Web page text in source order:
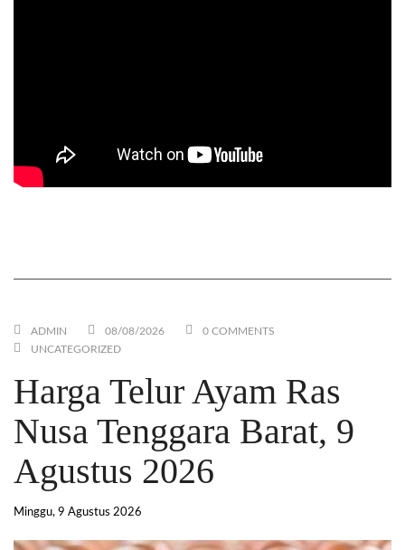
ADMIN 08/08/2026
0 COMMENTS
UNCATEGORIZED
Harga Telur Ayam Ras
Nusa Tenggara Barat, 9
Agustus 2026
Minggu, 9 Agustus 2026